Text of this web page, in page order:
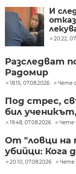
И
20:22,
Разследват
Радомир
18:15, 07.08.2026 Чете
Под стрес,
бил
19:48, 07.08.2026 Чете
От "ловци на
убийци: Кога
20:10, 07.08.2026 Чете